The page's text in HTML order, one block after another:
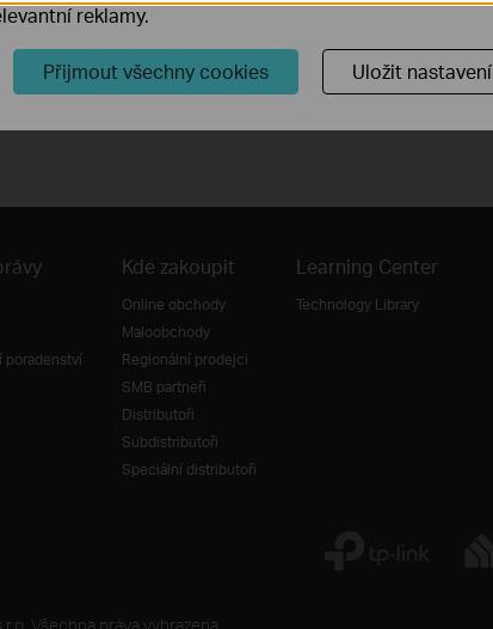
poradenství
Kde zakoupit
Online obchody
Maloobchody
Regionální prodejci
SMB partneři
Distributoři
Subdistributoři
Speciální distributoři
Learning Center
Technology Library
Všechna práva vyhrazena.
reklamy.
Přijmout všechny cookies Uložit nastavení